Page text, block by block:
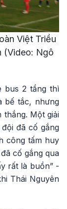
Việt Triều
(Video: Ngô
bus 2 tầng thì
bế tắc, nhưng
Một giải
đã cố gắng
công tấm huy
cố gắng qua
rất là buồn” -
Thái Nguyên